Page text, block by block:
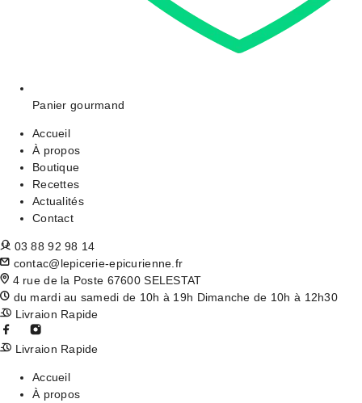
Panier gourmand
Accueil
À propos
Boutique
Recettes
Actualités
Contact
03 88 92 98 14
contac@lepicerie-epicurienne.fr
4 rue de la Poste 67600 SELESTAT
du mardi au samedi de 10h à 19h Dimanche de 10h à 12h30
Livraion Rapide
Livraion Rapide
Accueil
À propos